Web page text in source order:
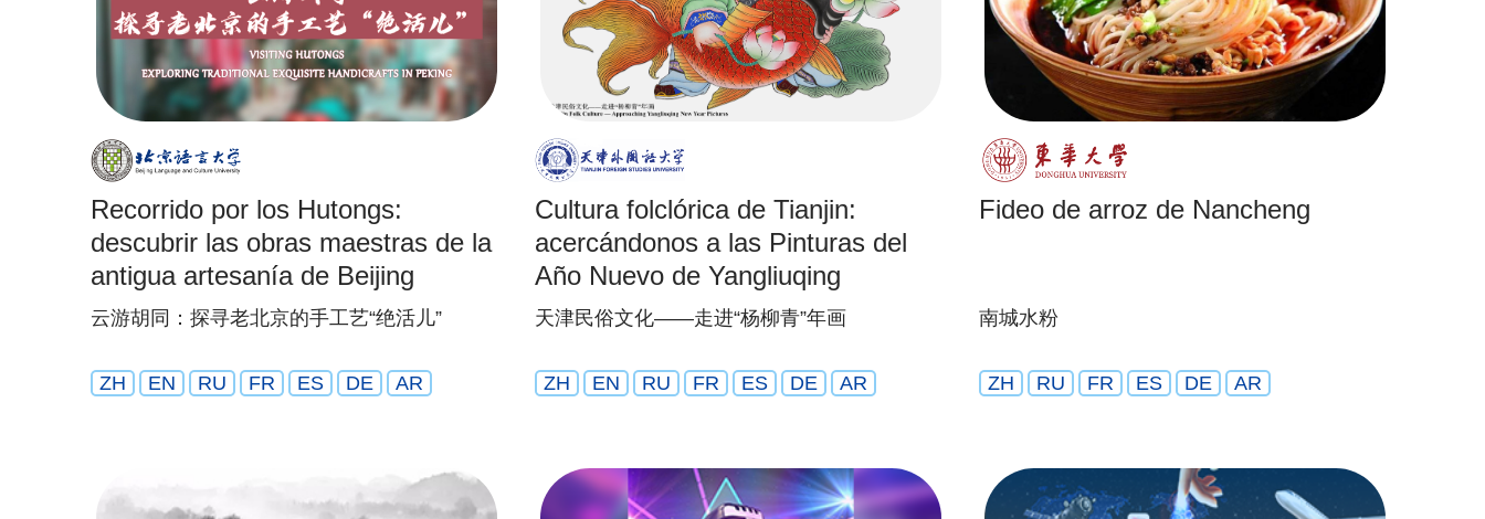
Recorrido por los Hutongs:
descubrir las obras maestras de la
antigua artesanía de Beijing
云游胡同：探寻老北京的手工艺“绝活儿”
ZH EN RU FR ES DE AR
Cultura folclórica de Tianjin:
acercándonos a las Pinturas del
Año Nuevo de Yangliuqing
天津民俗文化——走进“杨柳青”年画
ZH EN RU FR ES DE AR
Fideo de arroz de Nancheng
南城水粉
ZH RU FR ES DE AR